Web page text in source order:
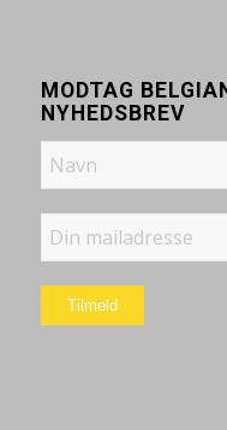
MODTAG
NYHEDSBREV